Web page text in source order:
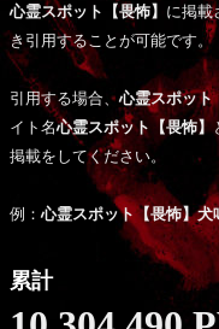
心霊スポット【畏怖】 に掲載
き引用することが可能です。
引用する場合、心霊スポット
イト名心霊スポット【畏怖】
掲載をしてください。
例：心霊スポット【畏怖】犬
累計